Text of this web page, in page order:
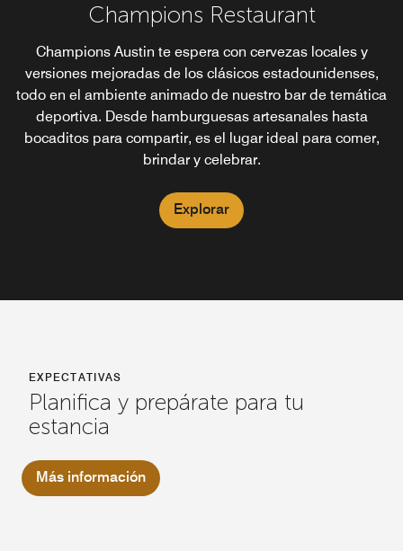
Champions Restaurant
Champions Austin te espera con cervezas locales y
versiones mejoradas de los clásicos estadounidenses,
todo en el ambiente animado de nuestro bar de temática
deportiva. Desde hamburguesas artesanales hasta
bocaditos para compartir, es el lugar ideal para comer,
brindar y celebrar.
Explorar
Starbucks®
Dale energía a tus mañanas en el centro de Austin con un
refrescante espresso, un café robusto o un pastel para el
desayuno en el Starbucks® de nuestro hotel, donde
podrás disfrutar de una conexión WiFi de alta velocidad
gratis mientras saboreas tu bebida o comida.
EXPECTATIVAS
Planifica y prepárate para tu
estancia
Más información